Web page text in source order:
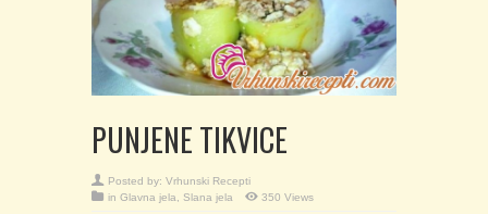
PUNJENE TIKVICE
Posted by: Vrhunski Recepti
in Glavna jela Slana jela 350 Views